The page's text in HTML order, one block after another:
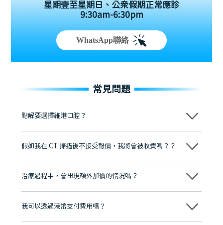
星期壹至星期日、公眾假期正常應診
9:30am-6:30pm
WhatsApp聯絡
常見問題
點解要選擇維港口腔？
維港口腔踐行「醫道濟世」的大學校訓，各分院匯聚來自香港、內地的
牌」、「2025香港企業領袖品牌」，是諾貝爾種植系統全球放心植牙中
至今已服務超過三十個國家和地區的顧客，受到粵港澳大灣區及周邊城
市市民極高的口碑評價及信任推薦 珠海、深圳設有八大分院，香港亦設
有咨詢及服務保障中心，有任何問題都可以隨時預約免費咨詢，讓人十
假如我在 CT 掃描後不接受報價，我將會被收費嗎？？
不會！只要未開始實際服務之前，你不會被收取任何費用。
治療過程中，會出現額外加價的情況嗎？
不會，治療前我們會詳細說明治療方案及對應的價錢，顧客同意並簽字
我可以透過港幣支付費用嗎？
可以。維港口腔會按照當日匯率轉算收取費用，而匯率會及時告知客人